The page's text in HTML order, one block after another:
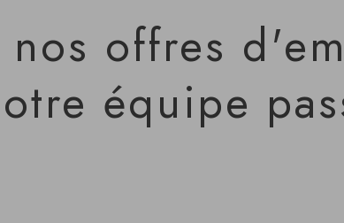
nos offres
équipe